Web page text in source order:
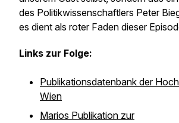
des Politikwissenschaftlers Peter
es dient als roter Faden dieser
Links zur Folge:
Publikationsdatenbank der
Wien
Marios Publikation zur